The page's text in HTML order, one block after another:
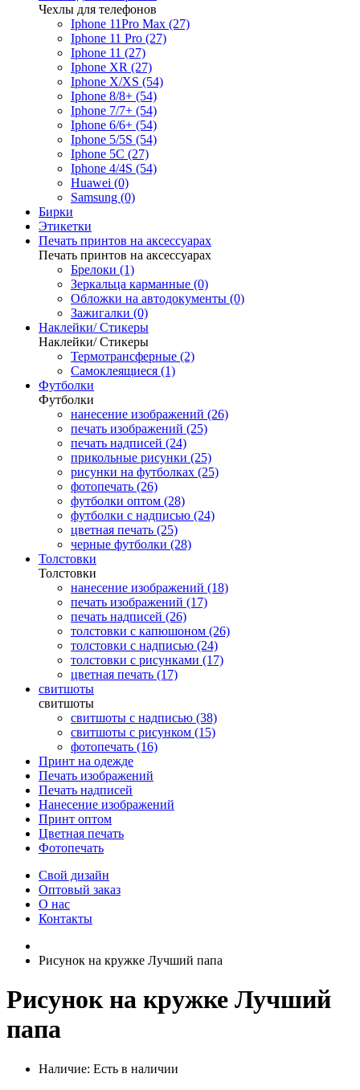
Чехлы для телефонов
Iphone 11Pro Max (27)
Iphone 11 Pro (27)
Iphone 11 (27)
Iphone XR (27)
Iphone X/XS (54)
Iphone 8/8+ (54)
Iphone 7/7+ (54)
Iphone 6/6+ (54)
Iphone 5/5S (54)
Iphone 5C (27)
Iphone 4/4S (54)
Huawei (0)
Samsung (0)
Бирки
Этикетки
Печать принтов на аксессуарах
Печать принтов на аксессуарах
Брелоки (1)
Зеркальца карманные (0)
Обложки на автодокументы (0)
Зажигалки (0)
Наклейки/ Стикеры
Наклейки/ Стикеры
Термотрансферные (2)
Самоклеящиеся (1)
Футболки
Футболки
нанесение изображений (26)
печать изображений (25)
печать надписей (24)
прикольные рисунки (25)
рисунки на футболках (25)
фотопечать (26)
футболки оптом (28)
футболки с надписью (24)
цветная печать (25)
черные футболки (28)
Толстовки
Толстовки
нанесение изображений (18)
печать изображений (17)
печать надписей (26)
толстовки с капюшоном (26)
толстовки с надписью (24)
толстовки с рисунками (17)
цветная печать (17)
свитшоты
свитшоты
свитшоты с надписью (38)
свитшоты с рисунком (15)
фотопечать (16)
Принт на одежде
Печать изображений
Печать надписей
Нанесение изображений
Принт оптом
Цветная печать
Фотопечать
Свой дизайн
Оптовый заказ
О нас
Контакты
Рисунок на кружке Лучший папа
Рисунок на кружке Лучший
папа
Наличие: Есть в наличии